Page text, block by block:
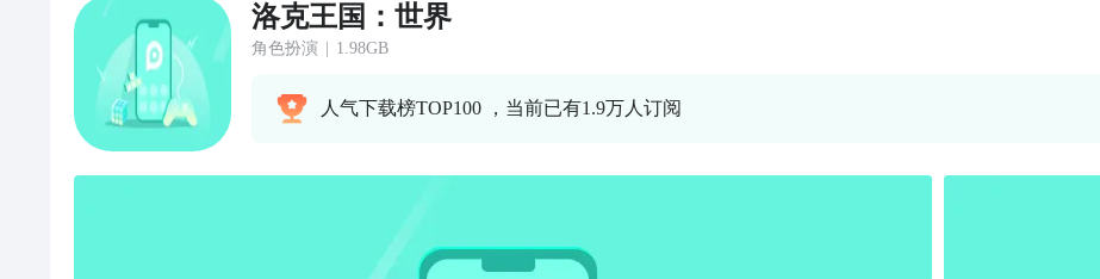
洛克王国：世界
角色扮演 1.98GB
人气下载榜TOP100 ，当前已有1.9万人订阅